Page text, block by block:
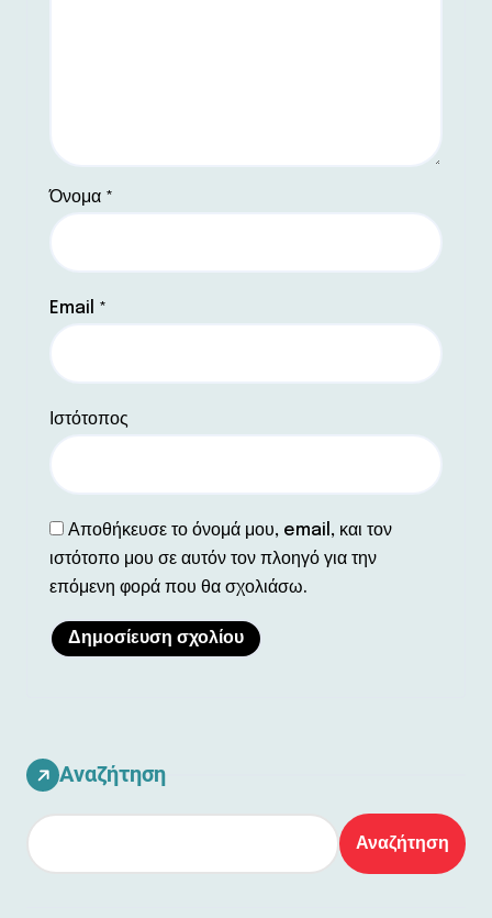
Όνομα *
Email *
Ιστότοπος
Αποθήκευσε το όνομά μου, email, και τον
ιστότοπο μου σε αυτόν τον πλοηγό για την
επόμενη φορά που θα σχολιάσω.
Αναζήτηση
Αναζήτηση